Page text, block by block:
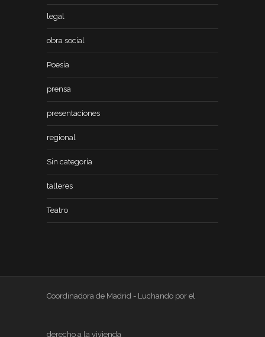
legal
obra social
Poesía
prensa
presentaciones
regional
Sin categoría
talleres
Teatro
Coordinadora de Madrid - Luchando por el
derecho a la vivienda